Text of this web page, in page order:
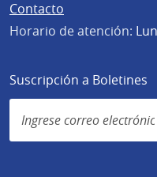
Contacto
Horario de atención:
Suscripción a Boletines
Simplenews
subscription